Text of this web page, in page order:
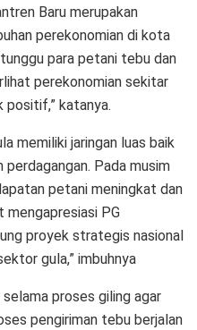
Baru merupakan
perekonomian di kota
para petani tebu dan
perekonomian sekitar
positif,” katanya.
memiliki jaringan luas baik
Pada musim
petani meningkat dan
mengapresiasi PG
proyek strategis nasional
gula,” imbuhnya
proses giling agar
pengiriman tebu berjalan